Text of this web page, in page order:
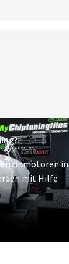
in
mit Hilfe